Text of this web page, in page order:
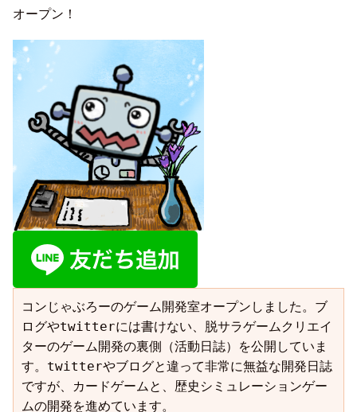
オープン！
コンじゃぶろーのゲーム開発室オープンしました。ブ
ログやtwitterには書けない、脱サラゲームクリエイ
ターのゲーム開発の裏側（活動日誌）を公開していま
す。twitterやブログと違って非常に無益な開発日誌
ですが、カードゲームと、歴史シミュレーションゲー
ムの開発を進めています。